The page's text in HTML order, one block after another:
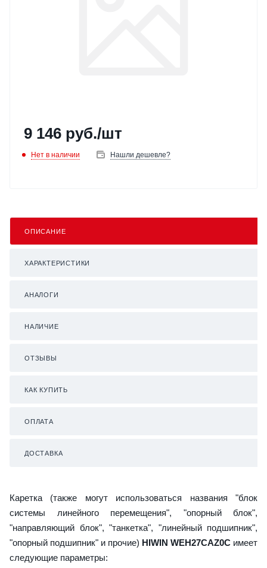
9 146 руб./шт
Нет в наличии Нашли дешевле?
ОПИСАНИЕ
ХАРАКТЕРИСТИКИ
АНАЛОГИ
НАЛИЧИЕ
ОТЗЫВЫ
КАК КУПИТЬ
ОПЛАТА
ДОСТАВКА
Каретка (также могут использоваться названия "блок
системы линейного перемещения", "опорный блок",
"направляющий блок", "танкетка", "линейный подшипник",
"опорный подшипник" и прочие) HIWIN WEH27CAZ0C имеет
следующие параметры: